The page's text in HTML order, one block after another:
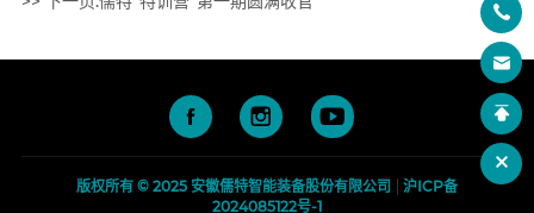
版权所有 © 2025 安徽儒特智能装备股份有限公司
沪ICP备
2024085122号-1